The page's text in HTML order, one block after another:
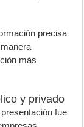
precisa
más
y privado
fue